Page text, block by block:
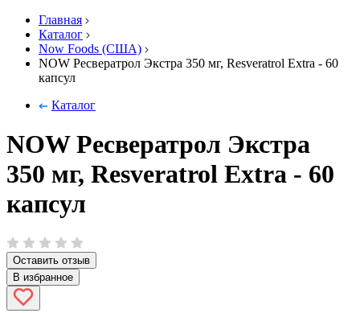
Главная
Каталог
Now Foods (США)
NOW Ресвератрол Экстра 350 мг, Resveratrol Extra - 60
капсул
Каталог
NOW Ресвератрол Экстра
350 мг, Resveratrol Extra - 60
капсул
Оставить отзыв
В избранное